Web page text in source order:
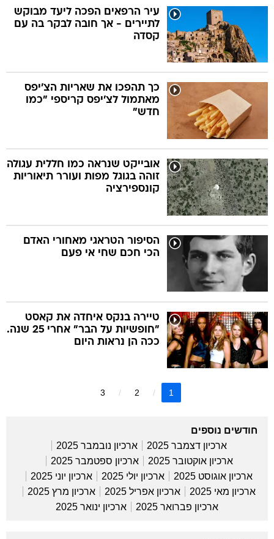
עיר הרפאים הפכה ליעד מבוקש
לתיירים - אך חובה לבקר בה עם
קסדה
כך תהפכו את שאריות הצ'יפס
מאתמול לצ'יפס קריספי "כמו
חדש"
אובייקט שנראה כמו חללית עגולה
זוהה בגוגל מפות ועורר תיאוריות
קונספירציה
הסיפור הטראגי מאחורי האדם
הכי חכם שחי אי פעם
טיירה בנקס איחדה את קאסט
"חופשיות על הבר" אחרי 25 שנה.
ככה הן נראות היום
1
2
3
חודשים נוספים
ארכיון דצמבר 2025
ארכיון נובמבר 2025
ארכיון אוקטובר 2025
ארכיון ספטמבר 2025
ארכיון אוגוסט 2025
ארכיון יולי 2025
ארכיון יוני 2025
ארכיון מאי 2025
ארכיון אפריל 2025
ארכיון מרץ 2025
ארכיון פברואר 2025
ארכיון ינואר 2025